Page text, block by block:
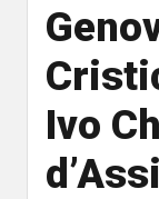
Ivo